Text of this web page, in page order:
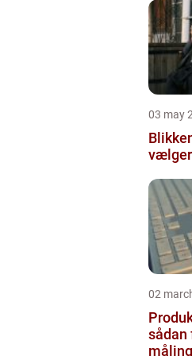
03 may
vælger
02
sådan